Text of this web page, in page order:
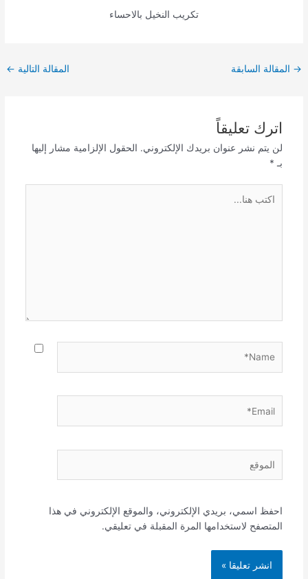
تكريب النخيل بالاحساء
Post
→ المقالة السابقة المقالة التالية ←
اترك تعليقاً
لن يتم نشر عنوان بريدك الإلكتروني. الحقول الإلزامية مشار إليها
بـ *
هنا...
احفظ اسمي، بريدي الإلكتروني، والموقع الإلكتروني في هذا
المتصفح لاستخدامها المرة المقبلة في تعليقي.